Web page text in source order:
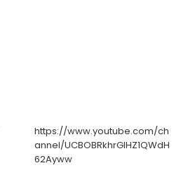
https://www.youtube.com/ch
annel/UCBOBRkhrGIHZ1QWdH
62Ayww